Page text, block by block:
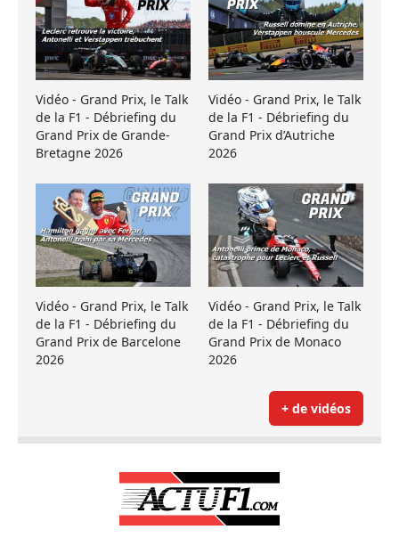
Vidéo - Grand Prix, le Talk
de la F1 - Débriefing du
Grand Prix de Grande-
Bretagne 2026
Vidéo - Grand Prix, le Talk
de la F1 - Débriefing du
Grand Prix d’Autriche
2026
Vidéo - Grand Prix, le Talk
de la F1 - Débriefing du
Grand Prix de Barcelone
2026
Vidéo - Grand Prix, le Talk
de la F1 - Débriefing du
Grand Prix de Monaco
2026
+ de vidéos